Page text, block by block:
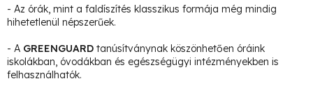
- Az órák, mint a faldíszítés klasszikus formája még mindig
hihetetlenül népszerűek.
- A GREENGUARD tanúsítványnak köszönhetően óráink
iskolákban, óvodákban és egészségügyi intézményekben is
felhasználhatók.